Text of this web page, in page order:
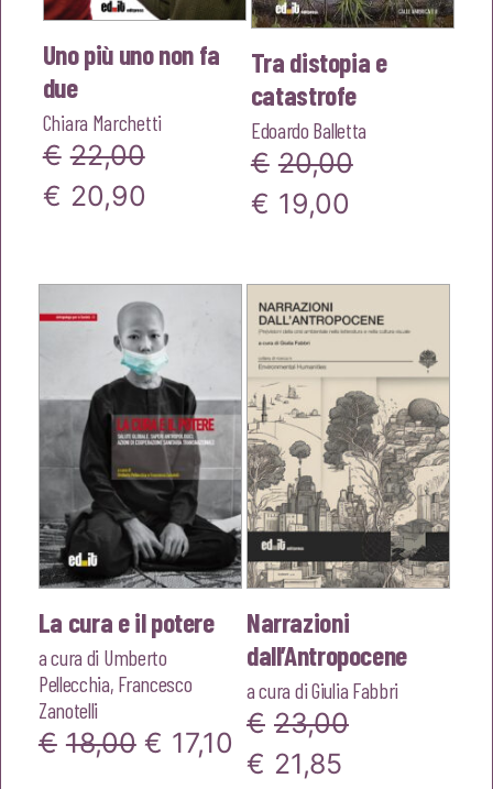
Uno più uno non fa
due
Chiara Marchetti
€ 22,00
Il
originale
era:
€22,00.
€ 20,90
attuale
è:
€20,90.
Tra distopia e
catastrofe
Edoardo Balletta
€ 20,00
Il
originale
era:
€20,00.
€ 19,00
attuale
è:
€19,00.
La cura e il potere
a cura di Umberto
Pellecchia, Francesco
Zanotelli
€ 18,00 Il
€ 17,10
prezzo
Narrazioni
dall’Antropocene
a cura diGiulia Fabbri
€ 23,00
Il
€ 21,85Il